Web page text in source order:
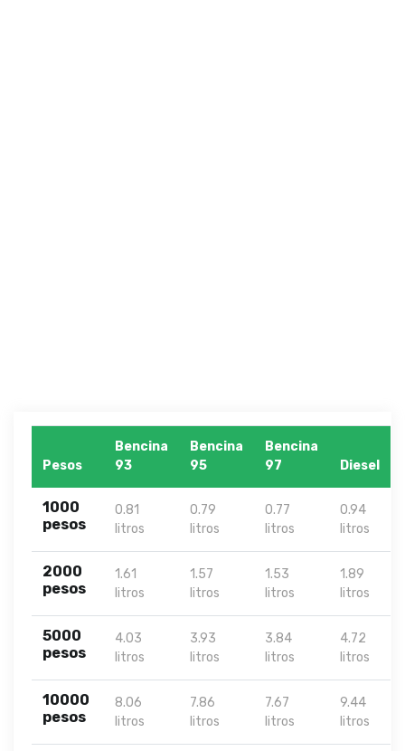
Pesos
Bencina
93
Bencina
95
Bencina
97
Diesel
1000
pesos
0.81
litros
0.79
litros
0.77
litros
0.94
litros
2000
pesos
1.61
litros
1.57
litros
1.53
litros
1.89
litros
5000
pesos
4.03
litros
3.93
litros
3.84
litros
4.72
litros
10000
pesos
8.06
litros
7.86
litros
7.67
litros
9.44
litros